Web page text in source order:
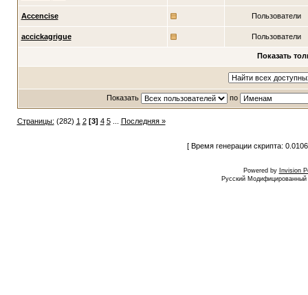
Accencise Пользователи
accickagrigue Пользователи
Показать
Показать по
Страницы: (282) 1 2 [3] 4 5... Последняя »
[ Время генерации скрипта:
Powered by Invision
Русский